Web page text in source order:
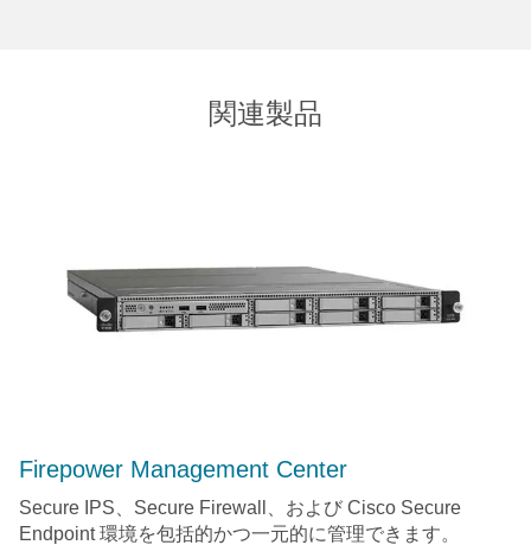
関連製品
Firepower Management Center
Secure IPS、Secure Firewall、および Cisco Secure
Endpoint 環境を包括的かつ一元的に管理できます。